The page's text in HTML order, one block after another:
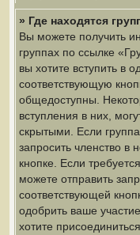
» Где находятся
Вы можете получить
группах по ссылке
вы хотите вступить в
соответствующую
общедоступны.
вступления в них,
скрытыми. Если
запросить членство в
кнопке. Если
можете отправить
соответствующей
одобрить ваше
хотите